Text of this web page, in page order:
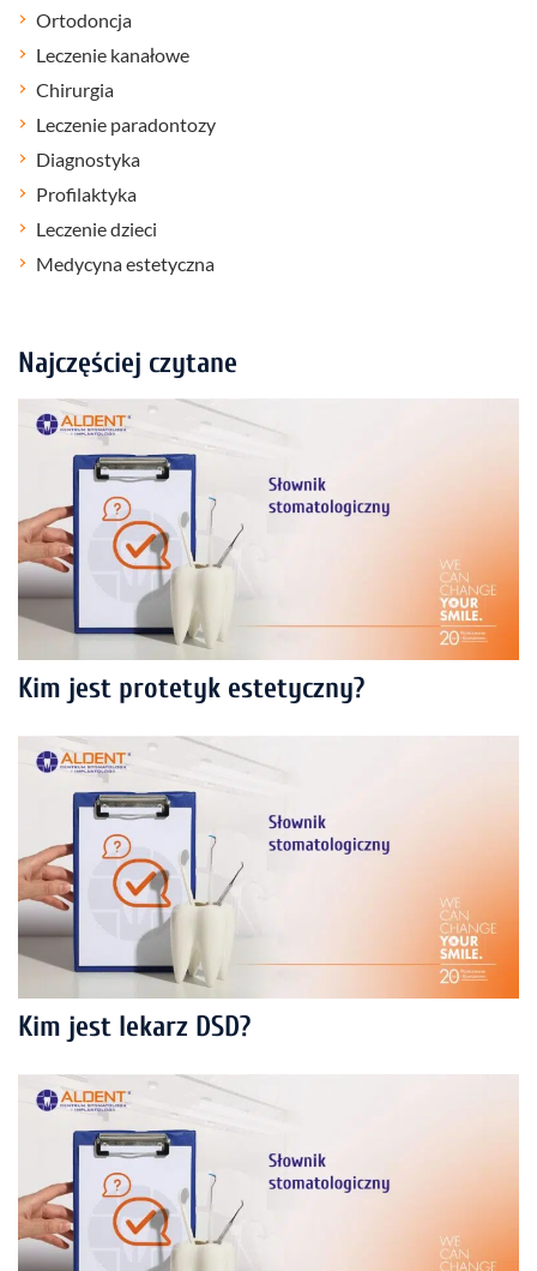
Ortodoncja
Leczenie kanałowe
Chirurgia
Leczenie paradontozy
Diagnostyka
Profilaktyka
Leczenie dzieci
Medycyna estetyczna
Najczęściej czytane
Kim jest protetyk estetyczny?
Kim jest lekarz DSD?